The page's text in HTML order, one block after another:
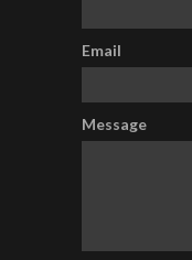
Email
Message